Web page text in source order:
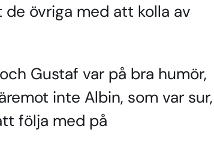
övriga med att kolla av
Gustaf var på bra humör,
inte Albin, som var sur,
följa med på